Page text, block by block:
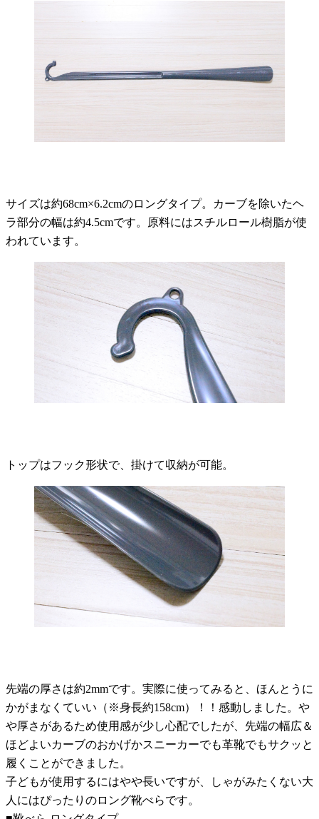
サイズは約68cm×6.2cmのロングタイプ。カーブを除いたヘ
ラ部分の幅は約4.5cmです。原料にはスチルロール樹脂が使
われています。
トップはフック形状で、掛けて収納が可能。
先端の厚さは約2mmです。実際に使ってみると、ほんとうに
かがまなくていい（※身長約158cm）！！感動しました。や
や厚さがあるため使用感が少し心配でしたが、先端の幅広＆
ほどよいカーブのおかげかスニーカーでも革靴でもサクッと
履くことができました。
子どもが使用するにはやや長いですが、しゃがみたくない大
人にはぴったりのロング靴べらです。